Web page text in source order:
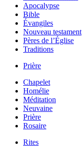
Apocalypse
Bible
Évangiles
Nouveau testament
Pères de l’Église
Traditions
Prière
Chapelet
Homélie
Méditation
Neuvaine
Prière
Rosaire
Rites